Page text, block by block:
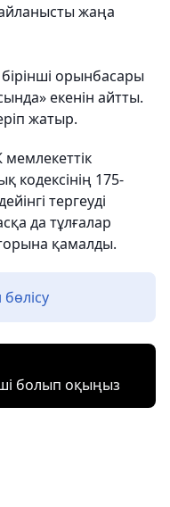
жаңа
орынбасары
екенін айтты.
жатыр.
кодексінің 175-
тергеуді
да тұлғалар
қамалды.
болып оқыңыз